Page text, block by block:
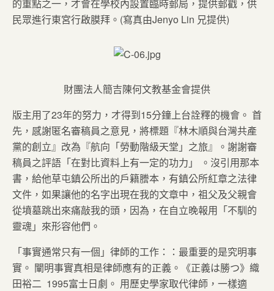
的重點之一，才會在學校內設置臨時郵局，提供郵戳，供
民眾進行東宮行啟膜拜。(寫真由Jenyo Lin 兄提供)
財團法人簡吉陳何文教基金會提供
版主用了23年的努力，才得到15分鐘上台詮釋的機會。 首
先，感謝匿名審稿員之意見，將標題『林木順與台灣共產
黨的創立』改為『航向「勞動階級天堂」之旅』。謝謝審
稿員之評語「在對比資料上有一定的功力」 。沒引用那本
書，給他草屯鎮公所出的戶籍謄本，有鎮公所紅章之法律
文件，如果讓他的名字出現在我的文章中，祖父及父親會
從墳墓跳出來痛敲我的頭，因為，在自立晚報用「不馴的
靈魂」來形容他們。
「事實通常只有一個」律師的工作：：最重要的是究明事
實。 闡明事實真相是律師應有的正義。《正義は勝つ》織
田裕二 1995富士日劇。 用歷史學家取代律師，一樣適